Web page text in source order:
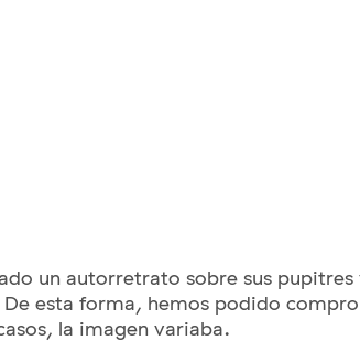
un autorretrato sobre sus
esta forma, hemos podido
la imagen variaba.